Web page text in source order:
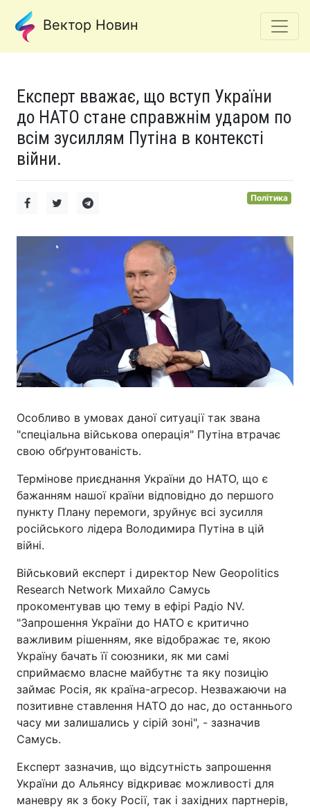
Вектор Новин
Експерт вважає, що вступ України
до НАТО стане справжнім ударом по
всім зусиллям Путіна в контексті
війни.
Політика
Особливо в умовах даної ситуації так звана
"спеціальна військова операція" Путіна втрачає
свою обґрунтованість.
Термінове приєднання України до НАТО, що є
бажанням нашої країни відповідно до першого
пункту Плану перемоги, зруйнує всі зусилля
російського лідера Володимира Путіна в цій
війні.
Військовий експерт і директор New Geopolitics
Research Network Михайло Самусь
прокоментував цю тему в ефірі Радіо NV.
"Запрошення України до НАТО є критично
важливим рішенням, яке відображає те, якою
Україну бачать її союзники, як ми самі
сприймаємо власне майбутнє та яку позицію
займає Росія, як країна-агресор. Незважаючи на
позитивне ставлення НАТО до нас, до останнього
часу ми залишались у сірій зоні", - зазначив
Самусь.
Експерт зазначив, що відсутність запрошення
України до Альянсу відкриває можливості для
маневру як з боку Росії, так і західних партнерів,